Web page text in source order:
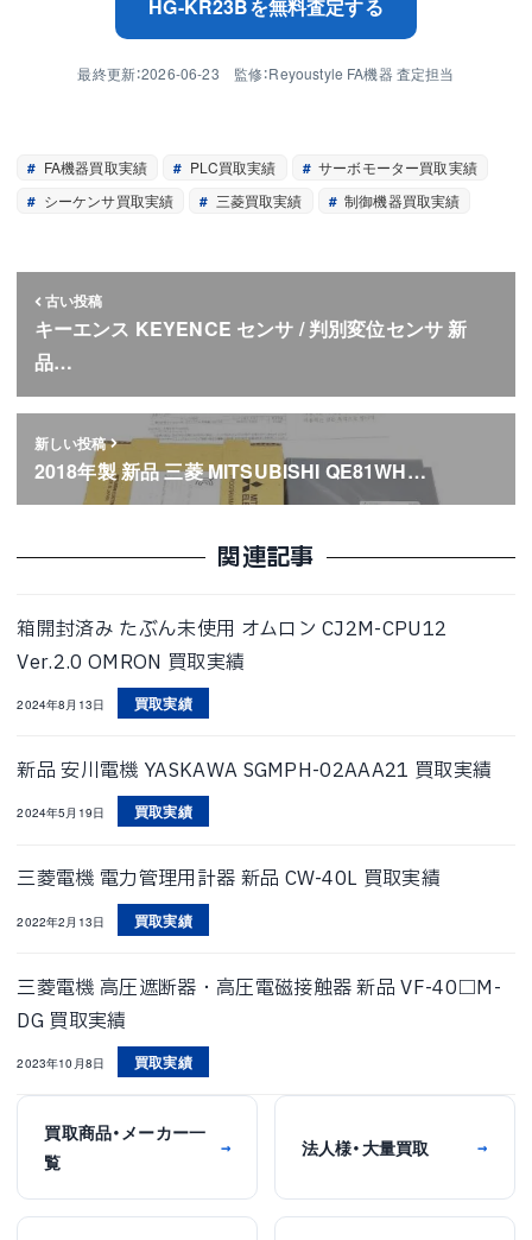
HG-KR23Bを無料査定する
最終更新：2026-06-23 監修：Reyoustyle FA機器 査定担当
FA機器買取実績 PLC買取実績
サーボモーター買取実績
シーケンサ買取実績
三菱買取実績 制御機器買取実績
古い投稿
キーエンス KEYENCE センサ / 判別変位センサ 新
品…
新しい投稿
2018年製 新品 三菱 MITSUBISHI QE81WH…
関連記事
箱開封済み たぶん未使用 オムロン CJ2M-CPU12
Ver.2.0 OMRON 買取実績
2024年8月13日 買取実績
新品 安川電機 YASKAWA SGMPH-02AAA21 買取実績
2024年5月19日 買取実績
三菱電機 電力管理用計器 新品 CW-40L 買取実績
2022年2月13日 買取実績
三菱電機 高圧遮断器・高圧電磁接触器 新品 VF-40□M-
DG 買取実績
2023年10月8日 買取実績
買取商品・メーカー一
覧
→ 法人様・大量買取 →